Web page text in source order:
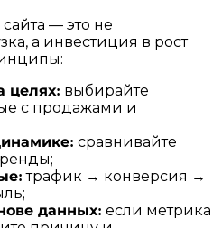
— это не
а инвестиция в рост
целях: выбирайте
с продажами и
сравнивайте
трафик → конверсия →
данных: если метрика